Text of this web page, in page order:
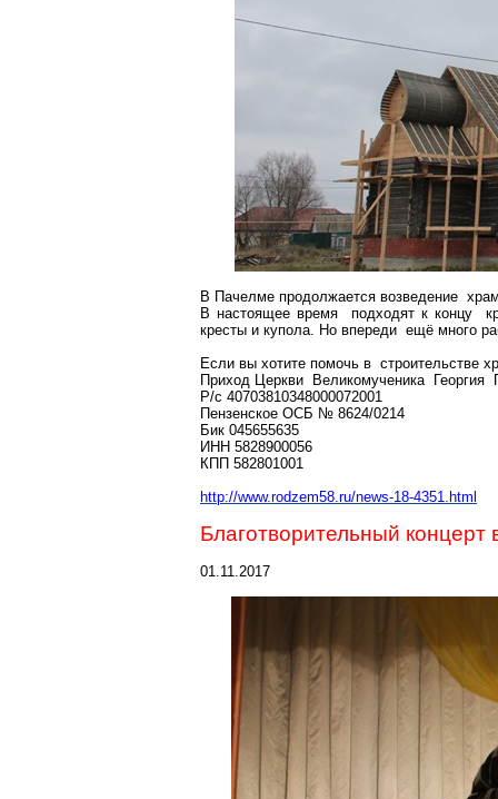
В Пачелме продолжается возведение
В настоящее время подходят к концу
кресты и купола. Но впереди ещё много
Если вы хотите помочь в строительстве
Приход Церкви Великомученика Георгия
Р/с 40703810348000072001
Пензенское ОСБ № 8624/0214
Бик 045655635
ИНН 5828900056
КПП 582801001
http://www.rodzem58.ru/news-18-4351.html
Благотворительный концерт
01.11.2017